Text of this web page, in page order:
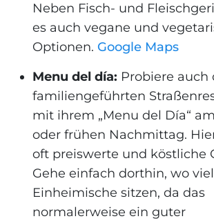
Neben Fisch- und
es auch vegane und
Optionen. Google Maps
Menu del día: Probiere auch
familiengeführten
mit ihrem „Menu del Día“
oder frühen Nachmittag.
oft preiswerte und köstliche
Gehe einfach dorthin, wo
Einheimische sitzen, da das
normalerweise ein guter